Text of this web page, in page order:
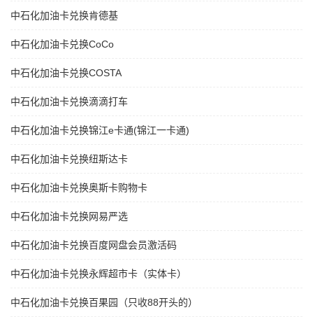
中石化加油卡兑换肯德基
中石化加油卡兑换CoCo
中石化加油卡兑换COSTA
中石化加油卡兑换滴滴打车
中石化加油卡兑换锦江e卡通(锦江一卡通)
中石化加油卡兑换纽斯达卡
中石化加油卡兑换奥斯卡购物卡
中石化加油卡兑换网易严选
中石化加油卡兑换百度网盘会员激活码
中石化加油卡兑换永辉超市卡（实体卡）
中石化加油卡兑换百果园（只收88开头的）